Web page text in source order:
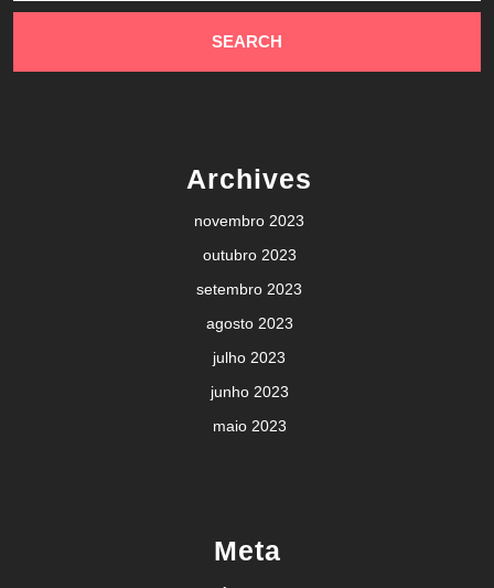
Archives
novembro 2023
outubro 2023
setembro 2023
agosto 2023
julho 2023
junho 2023
maio 2023
Meta